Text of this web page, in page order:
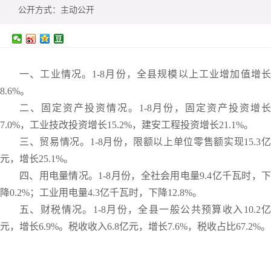
公开方式： 主动公开
一、工业情况。1-8月份，全县规模以上工业增加值增长
8.6%。
二、固定资产投资情况。1-8月份，固定资产投资增长
7.0%，工业技改投资增长15.2%，建安工程投资增长21.1%。
三、贸易情况。1-8月份，限额以上单位零售额实现15.3亿
元，增长25.1%。
四、用电量情况。1-8月份，全社会用电量9.4亿千瓦时，下
降0.2%；工业用电量4.3亿千瓦时，下降12.8%。
五、财税情况。1-8月份，全县一般公共预算收入10.2亿
元，增长6.9%。税收收入6.8亿元，增长7.6%，税收占比67.2%。